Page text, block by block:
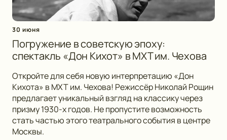
30 июня
Погружение в советскую эпоху:
спектакль «Дон Кихот» в МХТ им. Чехова
Откройте для себя новую интерпретацию «Дон
Кихота» в МХТ им. Чехова! Режиссёр Николай Рощин
предлагает уникальный взгляд на классику через
призму 1930-х годов. Не пропустите возможность
стать частью этого театрального события в центре
Москвы.